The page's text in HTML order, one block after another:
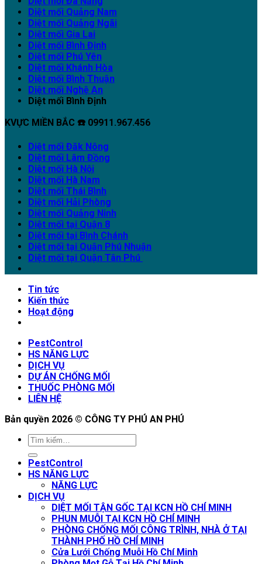
Diệt mối Quảng Nam
Diệt mối Quảng Ngãi
Diệt mối Gia Lai
Diệt mối Bình Định
Diệt mối Phú Yên
Diệt mối Khánh Hòa
Diệt mối Bình Thuận
Diệt mối Nghệ An
Diệt mối Bình Định
KVỰC MIỀN BẮC ☎️ 09911.967.456
Diệt mối Đăk Nông
Diệt mối Lâm Đồng
Diệt mối Hà Nội
Diệt mối Hà Nam
Diệt mối Thái Bình
Diệt mối Hải Phòng
Diệt mối Quảng Ninh
Diệt mối tại Quận 8
Diệt mối tại Bình Chánh
Diệt mối tại Quận Phú Nhuận
Diệt mối tại Quận Tân Phú
Tin tức
Kiến thức
Hoạt động
PestControl
HS NĂNG LỰC
DỊCH VỤ
DỰ ÁN CHỐNG MỐI
THUỐC PHÒNG MỐI
LIÊN HỆ
Bản quyền 2026 © CÔNG TY PHÚ AN PHÚ
PestControl
HS NĂNG LỰC
NĂNG LỰC
DỊCH VỤ
DIỆT MỐI TẬN GỐC TẠI KCN HỒ CHÍ MINH
PHUN MUỖI TẠI KCN HỒ CHÍ MINH
PHÒNG CHỐNG MỐI CÔNG TRÌNH, NHÀ Ở TẠI
THÀNH PHỐ HỒ CHÍ MINH
Cửa Lưới Chống Muỗi Hồ Chí Minh